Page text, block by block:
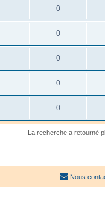
0
0
0
0
0
La recherche a retourné
Nous